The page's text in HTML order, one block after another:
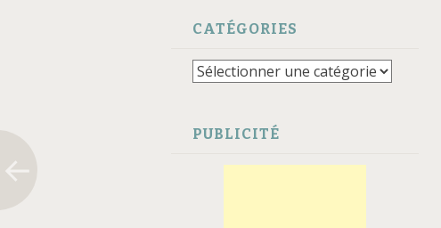
CATÉGORIES
Catégories
PUBLICITÉ